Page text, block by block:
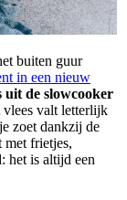
buiten guur
in een nieuw
uit de slowcooker
vlees valt letterlijk
zoet dankzij de
met frietjes,
het is altijd een